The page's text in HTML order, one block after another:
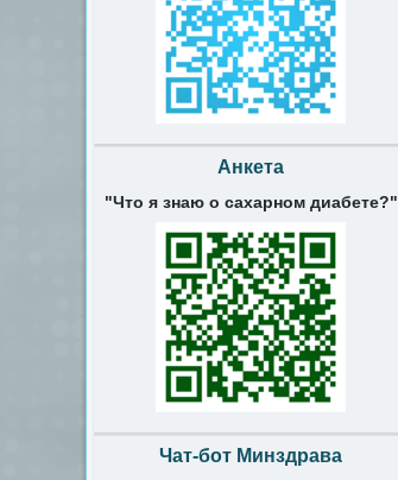
Анкета
"Что я знаю о сахарном диабете?"
Чат-бот Минздрава